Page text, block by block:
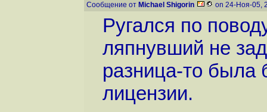
Сообщение от Michael Shigorin on 24-Ноя-05,
Ругался по
ляпнувший не
разница-то была
лицензии.